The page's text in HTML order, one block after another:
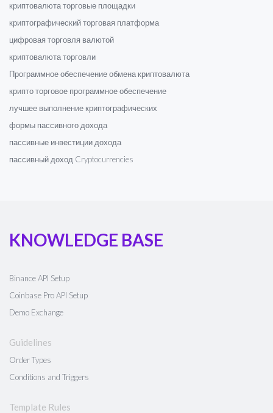
криптовалюта торговые площадки
криптографический торговая платформа
цифровая торговля валютой
криптовалюта торговли
Программное обеспечение обмена криптовалюта
крипто торговое программное обеспечение
лучшее выполнение криптографических
формы пассивного дохода
пассивные инвестиции дохода
пассивный доход Cryptocurrencies
KNOWLEDGE BASE
Binance API Setup
Coinbase Pro API Setup
Demo Exchange
Guidelines
Order Types
Conditions and Triggers
Template Rules